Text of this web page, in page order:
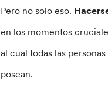
Pero no solo eso.
en los momentos
al cual todas las
posean.